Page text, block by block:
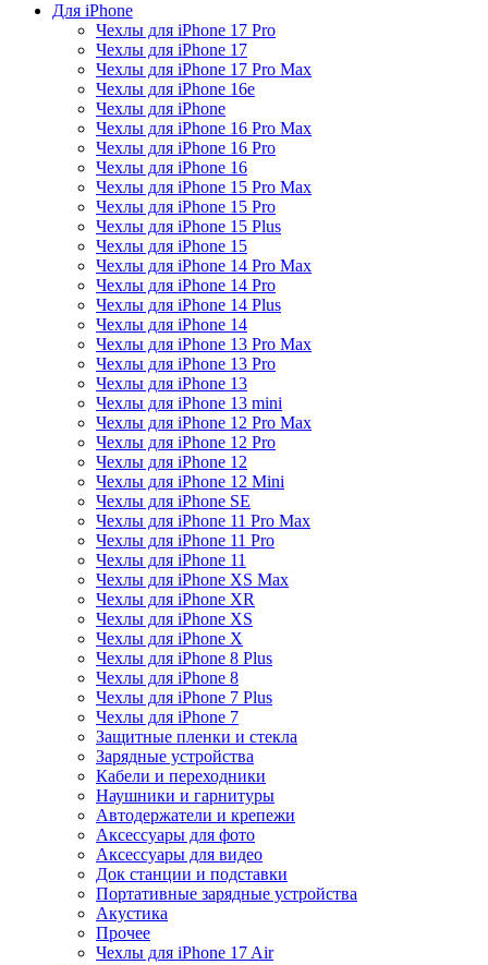
Для iPhone
Чехлы для iPhone 17 Pro
Чехлы для iPhone 17
Чехлы для iPhone 17 Pro Max
Чехлы для iPhone 16e
Чехлы для iPhone
Чехлы для iPhone 16 Pro Max
Чехлы для iPhone 16 Pro
Чехлы для iPhone 16
Чехлы для iPhone 15 Pro Max
Чехлы для iPhone 15 Pro
Чехлы для iPhone 15 Plus
Чехлы для iPhone 15
Чехлы для iPhone 14 Pro Max
Чехлы для iPhone 14 Pro
Чехлы для iPhone 14 Plus
Чехлы для iPhone 14
Чехлы для iPhone 13 Pro Max
Чехлы для iPhone 13 Pro
Чехлы для iPhone 13
Чехлы для iPhone 13 mini
Чехлы для iPhone 12 Pro Max
Чехлы для iPhone 12 Pro
Чехлы для iPhone 12
Чехлы для iPhone 12 Mini
Чехлы для iPhone SE
Чехлы для iPhone 11 Pro Max
Чехлы для iPhone 11 Pro
Чехлы для iPhone 11
Чехлы для iPhone XS Max
Чехлы для iPhone XR
Чехлы для iPhone XS
Чехлы для iPhone X
Чехлы для iPhone 8 Plus
Чехлы для iPhone 8
Чехлы для iPhone 7 Plus
Чехлы для iPhone 7
Защитные пленки и стекла
Зарядные устройства
Кабели и переходники
Наушники и гарнитуры
Автодержатели и крепежи
Аксессуары для фото
Аксессуары для видео
Док станции и подставки
Портативные зарядные устройства
Акустика
Прочее
Чехлы для iPhone 17 Air